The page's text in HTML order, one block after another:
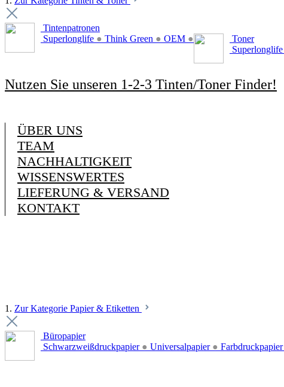
Tintenpatronen
Superlonglife ● Think Green ● OEM ●
Toner
Superlonglife
Nutzen Sie unseren 1-2-3 Tinten/Toner Finder!
ÜBER UNS
TEAM
NACHHALTIGKEIT
WISSENSWERTES
LIEFERUNG & VERSAND
KONTAKT
1. Zur Kategorie Papier & Etiketten
Büropapier
Schwarzweißdruckpapier ● Universalpapier ● Farbdruckpapier